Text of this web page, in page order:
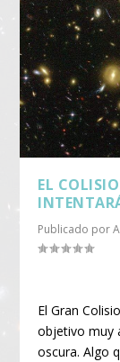
EL
Publicado por
El Gran
objetivo muy
oscura. Algo